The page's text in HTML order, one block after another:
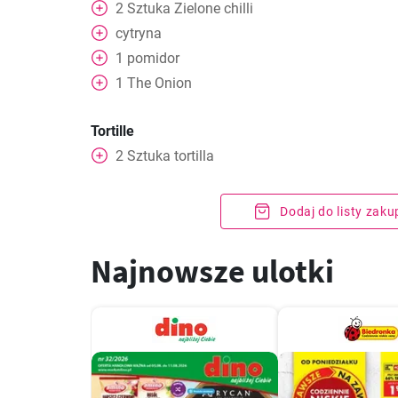
2 Sztuka Zielone chilli
cytryna
1 pomidor
1 The Onion
Tortille
2 Sztuka tortilla
Dodaj do listy
Najnowsze ulotki